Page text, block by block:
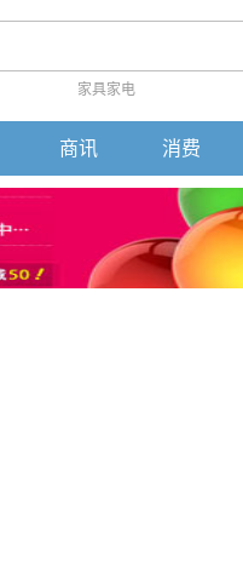
家具家电
商讯 消费